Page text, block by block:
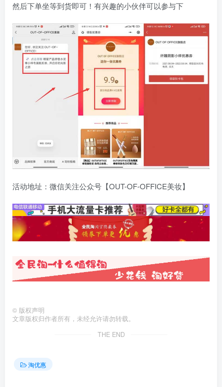
然后下单坐等到货即可！有兴趣的小伙伴可以参与下
活动地址：微信关注公众号【OUT-OF-OFFICE美妆】
© 版权声明
文章版权归作者所有，未经允许请勿转载。
THE END
淘优惠